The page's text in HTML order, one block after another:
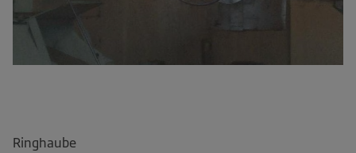
Ringhaube